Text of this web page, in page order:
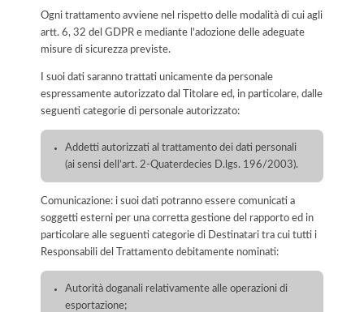
Ogni trattamento avviene nel rispetto delle modalità di cui agli
artt. 6, 32 del GDPR e mediante l'adozione delle adeguate
misure di sicurezza previste.
I suoi dati saranno trattati unicamente da personale
espressamente autorizzato dal Titolare ed, in particolare, dalle
seguenti categorie di personale autorizzato:
Addetti autorizzati al trattamento dei dati personali
(ai sensi dell’art. 2-Quaterdecies D.lgs. 196/2003).
Comunicazione: i suoi dati potranno essere comunicati a
soggetti esterni per una corretta gestione del rapporto ed in
particolare alle seguenti categorie di Destinatari tra cui tutti i
Responsabili del Trattamento debitamente nominati:
Autorità doganali relativamente alle operazioni di
esportazione;